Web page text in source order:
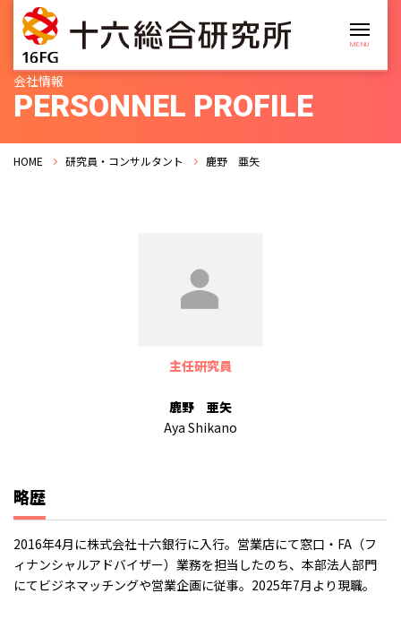
会社情報
PERSONNEL PROFILE
HOME 研究員・コンサルタント 鹿野 亜矢
主任研究員
鹿野 亜矢
Aya Shikano
略歴
2016年4月に株式会社十六銀行に入行。営業店にて窓口・FA（フ
ィナンシャルアドバイザー）業務を担当したのち、本部法人部門
にてビジネマッチングや営業企画に従事。2025年7月より現職。